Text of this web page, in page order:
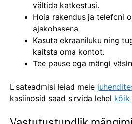
vältida katkestusi.
Hoia rakendus ja telefoni
ajakohasena.
Kasuta ekraaniluku ning
kaitsta oma kontot.
Tee pause ega mängi
Lisateadmisi leiad meie
kasiinosid saad sirvida lehel kõik